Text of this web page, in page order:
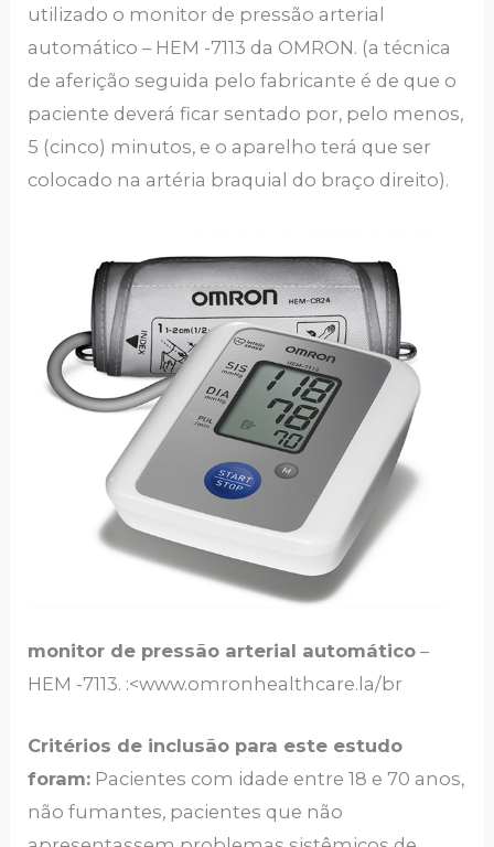
utilizado o monitor de pressão arterial
automático – HEM -7113 da OMRON. (a técnica
de aferição seguida pelo fabricante é de que o
paciente deverá ficar sentado por, pelo menos,
5 (cinco) minutos, e o aparelho terá que ser
colocado na artéria braquial do braço direito).
monitor de pressão arterial automático –
HEM -7113. :<www.omronhealthcare.la/br
Critérios de inclusão para este estudo
foram: Pacientes com idade entre 18 e 70 anos,
não fumantes, pacientes que não